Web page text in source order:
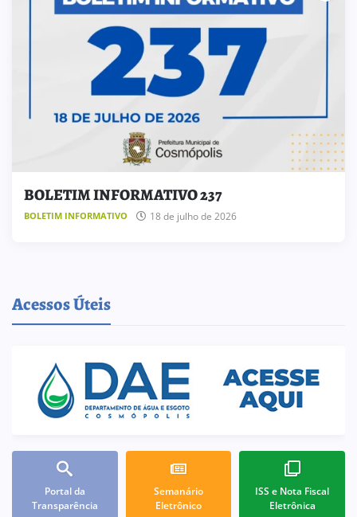
BOLETIM INFORMATIVO 237
BOLETIM INFORMATIVO 18 de julho de 2026
Acessos Úteis
Portal da
Transparência
Semanário
Eletrônico
ISS e Nota Fiscal
Eletrônica